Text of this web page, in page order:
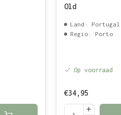
Old
Land: Portugal
Regio: Porto
Op voorraad
€34,95